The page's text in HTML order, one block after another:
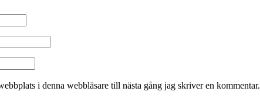
i denna webbläsare till nästa gång jag skriver en kommentar.